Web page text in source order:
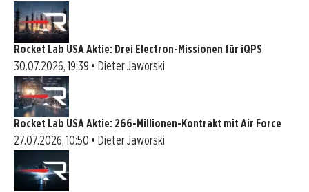
Rocket Lab USA Aktie: Drei Electron-Missionen für iQPS
30.07.2026, 19:39 • Dieter Jaworski
Rocket Lab USA Aktie: 266-Millionen-Kontrakt mit Air Force
27.07.2026, 10:50 • Dieter Jaworski